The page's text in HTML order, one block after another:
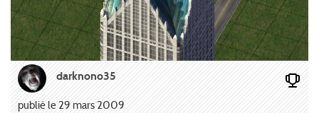
darknono35
publié le 29 mars 2009